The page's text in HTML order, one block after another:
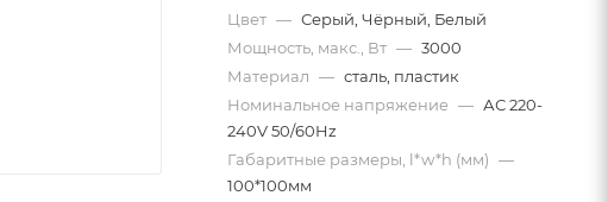
Цвет — Серый, Чёрный, Белый
Мощность, макс., Вт — 3000
Материал — сталь, пластик
Номинальное напряжение — АС 220-
240V 50/60Hz
Габаритные размеры, l*w*h (мм) —
100*100мм